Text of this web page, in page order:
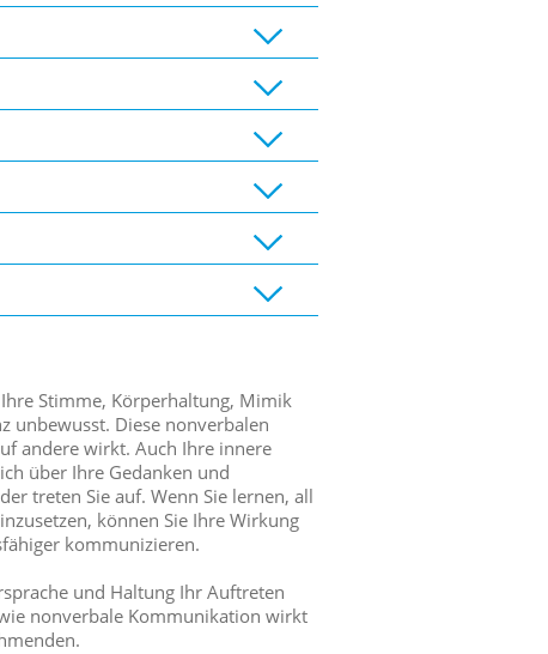
Stimme, Körperhaltung, Mimik
unbewusst. Diese nonverbalen
andere wirkt. Auch Ihre innere
über Ihre Gedanken und
treten Sie auf. Wenn Sie lernen, all
können Sie Ihre Wirkung
kommunizieren.
und Haltung Ihr Auftreten
nonverbale Kommunikation wirkt